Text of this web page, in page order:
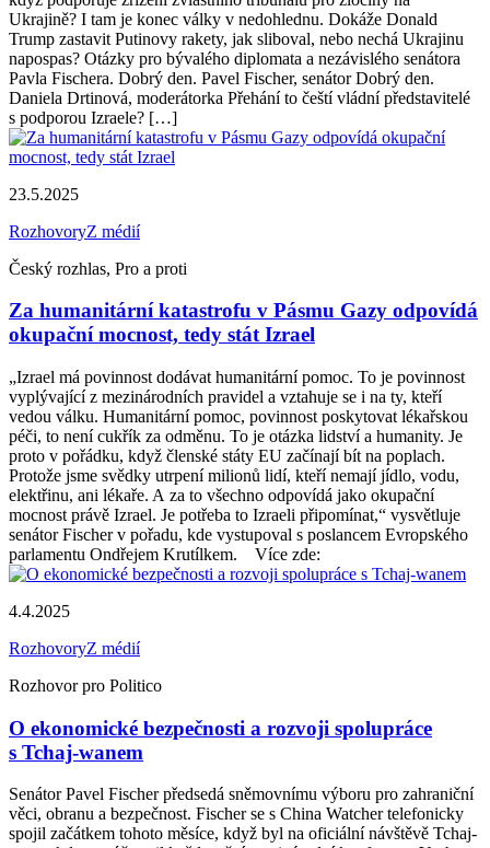
Ukrajině? I tam je konec války v nedohlednu. Dokáže Donald
Trump zastavit Putinovy rakety, jak sliboval, nebo nechá Ukrajinu
napospas? Otázky pro bývalého diplomata a nezávislého senátora
Pavla Fischera. Dobrý den. Pavel Fischer, senátor Dobrý den.
Daniela Drtinová, moderátorka Přehání to čeští vládní představitelé
s podporou Izraele? […]
23.5.2025
RozhovoryZ médií
Český rozhlas, Pro a proti
Za humanitární katastrofu v Pásmu Gazy odpovídá
okupační mocnost, tedy stát Izrael
„Izrael má povinnost dodávat humanitární pomoc. To je povinnost
vyplývající z mezinárodních pravidel a vztahuje se i na ty, kteří
vedou válku. Humanitární pomoc, povinnost poskytovat lékařskou
péči, to není cukřík za odměnu. To je otázka lidství a humanity. Je
proto v pořádku, když členské státy EU začínají bít na poplach.
Protože jsme svědky utrpení milionů lidí, kteří nemají jídlo, vodu,
elektřinu, ani lékaře. A za to všechno odpovídá jako okupační
mocnost právě Izrael. Je potřeba to Izraeli připomínat,“ vysvětluje
senátor Fischer v pořadu, kde vystupoval s poslancem Evropského
parlamentu Ondřejem Krutílkem. Více zde:
4.4.2025
RozhovoryZ médií
Rozhovor pro Politico
O ekonomické bezpečnosti a rozvoji spolupráce
s Tchaj-wanem
Senátor Pavel Fischer předsedá sněmovnímu výboru pro zahraniční
věci, obranu a bezpečnost. Fischer se s China Watcher telefonicky
spojil začátkem tohoto měsíce, když byl na oficiální návštěvě Tchaj-